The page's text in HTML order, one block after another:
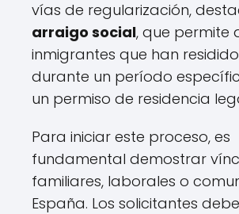
vías de regularización,
arraigo social, que permite
inmigrantes que han
durante un período
un permiso de residencia
Para iniciar este proceso, es
fundamental demostrar
familiares, laborales o
España. Los solicitantes